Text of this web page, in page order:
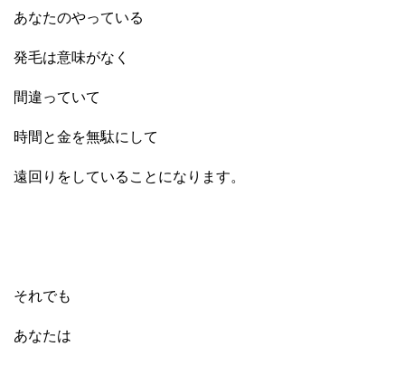
あなたのやっている
発毛は意味がなく
間違っていて
時間と金を無駄にして
遠回りをしていることになります。
それでも
あなたは